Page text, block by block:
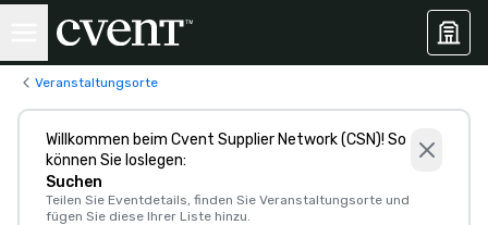
Veranstaltungsorte
Willkommen beim Cvent Supplier Network (CSN)! So
können Sie loslegen:
Suchen
Teilen Sie Eventdetails, finden Sie Veranstaltungsorte und
fügen Sie diese Ihrer Liste hinzu.